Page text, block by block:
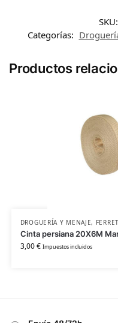
SKU:
Categorías:
Productos
DROGUERÍA Y MENAJE,
Cinta persiana 20X6M
3,00€ Impuestos incluidos